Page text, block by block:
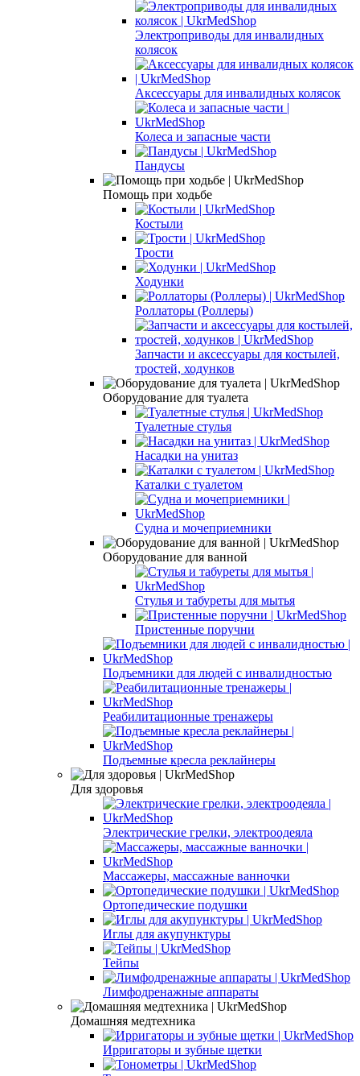
Электроприводы для инвалидных
колясок
Аксессуары для инвалидных колясок
Колеса и запасные части
Пандусы
Помощь при ходьбе
Костыли
Трости
Ходунки
Роллаторы (Роллеры)
Запчасти и аксессуары для костылей,
тростей, ходунков
Оборудование для туалета
Туалетные стулья
Насадки на унитаз
Каталки с туалетом
Судна и мочеприемники
Оборудование для ванной
Стулья и табуреты для мытья
Пристенные поручни
Подъемники для людей с инвалидностью
Реабилитационные тренажеры
Подъемные кресла реклайнеры
Для здоровья
Электрические грелки, электроодеяла
Массажеры, массажные ванночки
Ортопедические подушки
Иглы для акупунктуры
Тейпы
Лимфодренажные аппараты
Домашняя медтехника
Ирригаторы и зубные щетки